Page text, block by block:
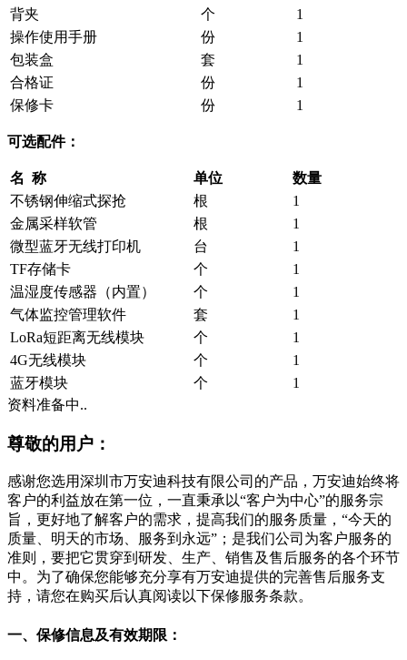
背夹 个
1
操作使用手册
份
1
包装盒
套
1
合格证
份
1
保修卡
份 1
可选配件：
名 称 单位
数量
不锈钢伸缩式探抢
根
1
金属采样软管
根
1
微型蓝牙无线打印机
台
1
TF存储卡
个
1
温湿度传感器（内置）
个
1
气体监控管理软件
套
1
LoRa短距离无线模块
个
1
4G无线模块
个
1
蓝牙模块
个
1
资料准备中..
尊敬的用户：
感谢您选用深圳市万安迪科技有限公司的产品，万安迪始终将
客户的利益放在第一位，一直秉承以“客户为中心”的服务宗
旨，更好地了解客户的需求，提高我们的服务质量，“今天的
质量、明天的市场、服务到永远”；是我们公司为客户服务的
准则，要把它贯穿到研发、生产、销售及售后服务的各个环节
中。为了确保您能够充分享有万安迪提供的完善售后服务支
持，请您在购买后认真阅读以下保修服务条款。
一、保修信息及有效期限：